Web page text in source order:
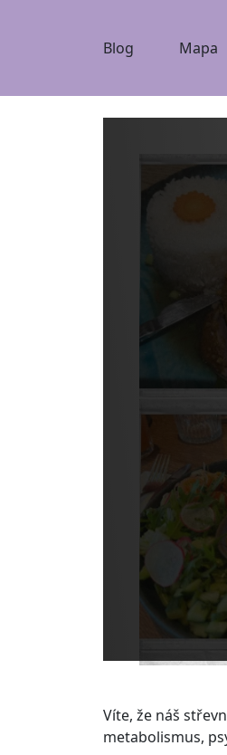
Blog Mapa
Víte, že náš
metabolismus,